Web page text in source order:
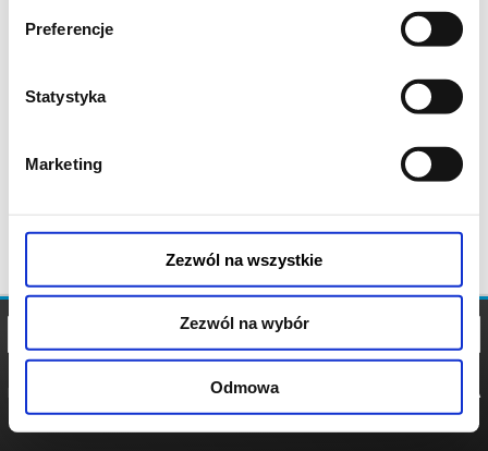
Preferencje
Statystyka
Marketing
Zezwól na wszystkie
Zezwól na wybór
Odmowa
POLITYKA
POLITYKA